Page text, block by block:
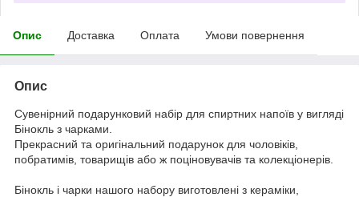
Опис Доставка Оплата Умови повернення
Опис
Сувенірний подарунковий набір для спиртних напоїв у вигляді
Бінокль з чарками.
Прекрасний та оригінальний подарунок для чоловіків,
побратимів, товарищів або ж поціновувачів та колекціонерів.
Бінокль і чарки нашого набору виготовлені з кераміки,